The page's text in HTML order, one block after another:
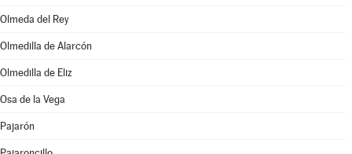
Olmeda del Rey
Olmedilla de Alarcón
Olmedilla de Eliz
Osa de la Vega
Pajarón